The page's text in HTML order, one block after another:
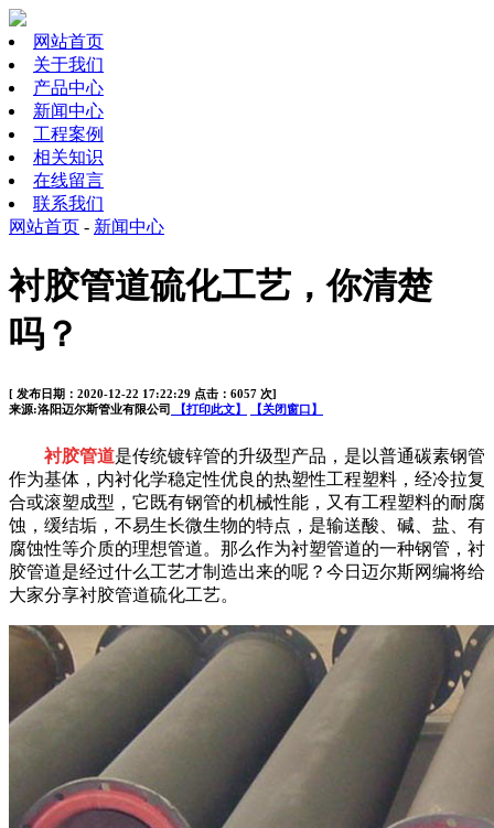
网站首页
关于我们
产品中心
新闻中心
工程案例
相关知识
在线留言
联系我们
网站首页 - 新闻中心
衬胶管道硫化工艺，你清楚
吗？
[ 发布日期：2020-12-22 17:22:29 点击：6057 次]
来源:洛阳迈尔斯管业有限公司
【打印此文】 【关闭窗口】
衬胶管道是传统镀锌管的升级型产品，是以普通碳素钢管
作为基体，内衬化学稳定性优良的热塑性工程塑料，经冷拉复
合或滚塑成型，它既有钢管的机械性能，又有工程塑料的耐腐
蚀，缓结垢，不易生长微生物的特点，是输送酸、碱、盐、有
腐蚀性等介质的理想管道。那么作为衬塑管道的一种钢管，衬
胶管道是经过什么工艺才制造出来的呢？今日迈尔斯网编将给
大家分享衬胶管道硫化工艺。